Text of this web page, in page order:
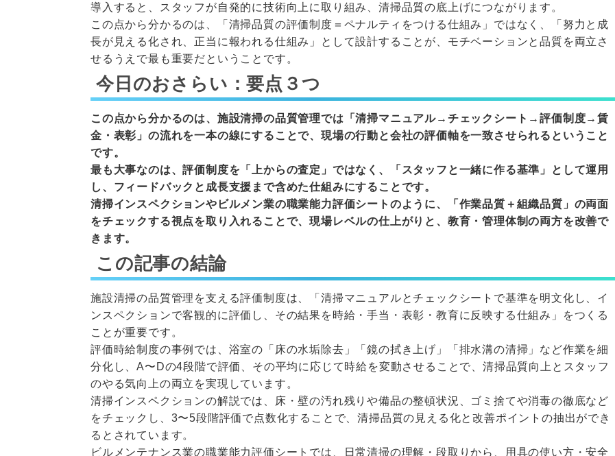
導入すると、スタッフが自発的に技術向上に取り組み、清掃品質の底上げにつながります。
この点から分かるのは、「清掃品質の評価制度＝ペナルティをつける仕組み」ではなく、「努力と成
長が見える化され、正当に報われる仕組み」として設計することが、モチベーションと品質を両立さ
せるうえで最も重要だということです。
今日のおさらい：要点３つ
この点から分かるのは、施設清掃の品質管理では「清掃マニュアル→チェックシート→評価制度→賃
金・表彰」の流れを一本の線にすることで、現場の行動と会社の評価軸を一致させられるということ
です。
最も大事なのは、評価制度を「上からの査定」ではなく、「スタッフと一緒に作る基準」として運用
し、フィードバックと成長支援まで含めた仕組みにすることです。
清掃インスペクションやビルメン業の職業能力評価シートのように、「作業品質＋組織品質」の両面
をチェックする視点を取り入れることで、現場レベルの仕上がりと、教育・管理体制の両方を改善で
きます。
この記事の結論
施設清掃の品質管理を支える評価制度は、「清掃マニュアルとチェックシートで基準を明文化し、イ
ンスペクションで客観的に評価し、その結果を時給・手当・表彰・教育に反映する仕組み」をつくる
ことが重要です。
評価時給制度の事例では、浴室の「床の水垢除去」「鏡の拭き上げ」「排水溝の清掃」など作業を細
分化し、A〜Dの4段階で評価、その平均に応じて時給を変動させることで、清掃品質向上とスタッフ
のやる気向上の両立を実現しています。
清掃インスペクションの解説では、床・壁の汚れ残りや備品の整頓状況、ゴミ捨てや消毒の徹底など
をチェックし、3〜5段階評価で点数化することで、清掃品質の見える化と改善ポイントの抽出ができ
るとされています。
ビルメンテナンス業の職業能力評価シートでは、日常清掃の理解・段取りから、用具の使い方・安全